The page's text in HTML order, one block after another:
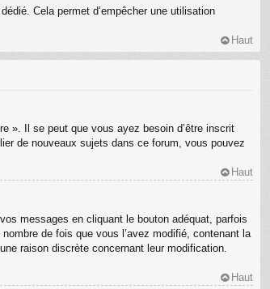
Cela permet d’empêcher une utilisation
Haut
». Il se peut que vous ayez besoin d’être inscrit
de nouveaux sujets dans ce forum, vous pouvez
Haut
messages en cliquant le bouton adéquat, parfois
de fois que vous l’avez modifié, contenant la
raison discrète concernant leur modification.
Haut